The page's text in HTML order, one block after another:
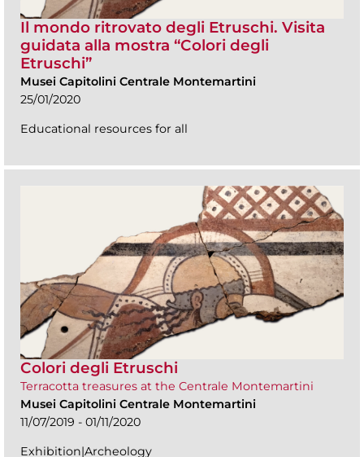
Il mondo ritrovato degli Etruschi. Visita
guidata alla mostra “Colori degli
Etruschi”
Musei Capitolini Centrale Montemartini
25/01/2020
Educational resources for all
Colori degli Etruschi
Terracotta treasures at the Centrale Montemartini
Musei Capitolini Centrale Montemartini
11/07/2019 - 01/11/2020
Exhibition|Archeology